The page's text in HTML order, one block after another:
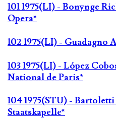
101 1975(LI) - Bonynge
Opera*
102 1975(LI) - Guadagno
103 1975(LI) - López
National de Paris*
104 1975(STU) -
Staatskapelle*